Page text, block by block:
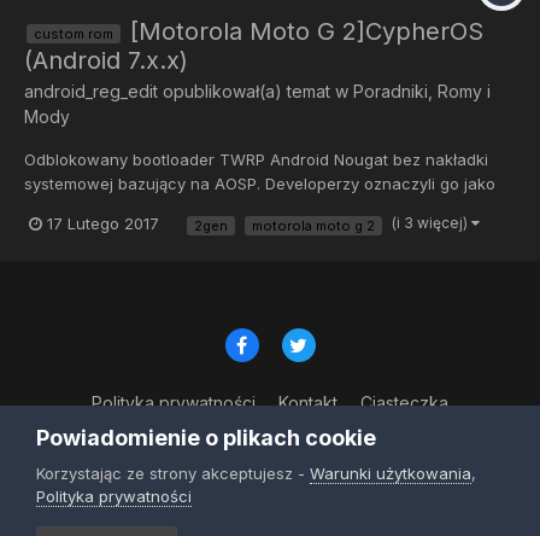
custom rom
[Motorola Moto G 2]CypherOS
(Android 7.x.x)
android_reg_edit opublikował(a) temat w Poradniki, Romy i
Mody
Odblokowany bootloader TWRP Android Nougat bez nakładki
systemowej bazujący na AOSP. Developerzy oznaczyli go jako
tworzyć kopie zapasowe. Ze znalezionych przeze mnie
17 Lutego 2017 2gen motorola moto g 2 (i 3 więcej)
Polityka prywatności Kontakt Ciasteczka
© Copyright 2023
Powered by Invision Community
Powiadomienie o plikach cookie
Korzystając ze strony akceptujesz - Warunki użytkowania,
Polityka prywatności